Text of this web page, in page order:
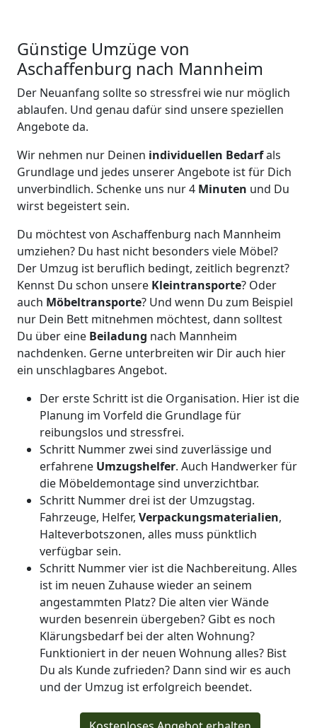
Günstige Umzüge von
Aschaffenburg nach Mannheim
Der Neuanfang sollte so stressfrei wie nur möglich
ablaufen. Und genau dafür sind unsere speziellen
Angebote da.
Wir nehmen nur Deinen individuellen Bedarfals
Grundlage und jedes unserer Angebote ist für Dich
unverbindlich. Schenke uns nur 4 Minuten und Du
wirst begeistert sein.
Du möchtest von Aschaffenburg nach Mannheim
umziehen? Du hast nicht besonders viele Möbel?
Der Umzug ist beruflich bedingt, zeitlich begrenzt?
Kennst Du schon unsere Kleintransporte? Oder
auch Möbeltransporte? Und wenn Du zum Beispiel
nur Dein Bett mitnehmen möchtest, dann solltest
Du über eine Beiladung nach Mannheim
nachdenken. Gerne unterbreiten wir Dir auch hier
ein unschlagbares Angebot.
Der erste Schritt ist die Organisation. Hier ist die
Planung im Vorfeld die Grundlage für
reibungslos und stressfrei.
Schritt Nummer zwei sind zuverlässige und
erfahrene Umzugshelfer. Auch Handwerker für
die Möbeldemontage sind unverzichtbar.
Schritt Nummer drei ist der Umzugstag.
Fahrzeuge, Helfer, Verpackungsmaterialien,
Halteverbotszonen, alles muss pünktlich
verfügbar sein.
Schritt Nummer vier ist die Nachbereitung. Alles
ist im neuen Zuhause wieder an seinem
angestammten Platz? Die alten vier Wände
wurden besenrein übergeben? Gibt es noch
Klärungsbedarf bei der alten Wohnung?
Funktioniert in der neuen Wohnung alles? Bist
Du als Kunde zufrieden? Dann sind wir es auch
und der Umzug ist erfolgreich beendet.